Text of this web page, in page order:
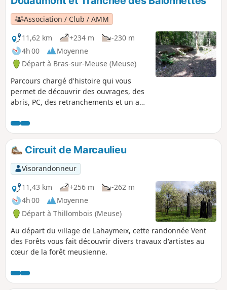
p
Association / Club / AMM
11,62 km
+234 m
-230 m
4h 00
Moyenne
Départ à Bras-sur-Meuse (Meuse)
Parcours chargé d'histoire qui vous
permet de découvrir des ouvrages, des
abris, PC, des retranchements et un abri
bon états ainsi que quelques restes de
tranchées et postes de combats isolés.
Circuit de Marcaulieu
Visorandonneur
11,43 km
+256 m
-262 m
4h 00
Moyenne
Départ à Thillombois (Meuse)
Au départ du village de Lahaymeix, cette randonnée Vent
des Forêts vous fait découvrir divers travaux d'artistes au
cœur de la forêt meusienne.